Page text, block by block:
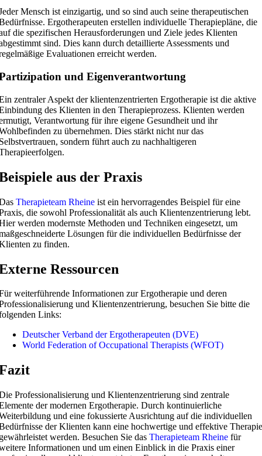
Mensch ist einzigartig, und so sind auch seine therapeutischen
Ergotherapeuten erstellen individuelle Therapiepläne, die
die spezifischen Herausforderungen und Ziele jedes Klienten
sind. Dies kann durch detaillierte Assessments und
Evaluationen erreicht werden.
und Eigenverantwortung
zentraler Aspekt der klientenzentrierten Ergotherapie ist die aktive
des Klienten in den Therapieprozess. Klienten werden
Verantwortung für ihre eigene Gesundheit und ihr
zu übernehmen. Dies stärkt nicht nur das
sondern führt auch zu nachhaltigeren
aus der Praxis
Therapieteam Rheine ist ein hervorragendes Beispiel für eine
die sowohl Professionalität als auch Klientenzentrierung lebt.
werden modernste Methoden und Techniken eingesetzt, um
Lösungen für die individuellen Bedürfnisse der
zu finden.
Ressourcen
weiterführende Informationen zur Ergotherapie und deren
und Klientenzentrierung, besuchen Sie bitte die
Links:
Deutscher Verband der Ergotherapeuten (DVE)
World Federation of Occupational Therapists (WFOT)
Professionalisierung und Klientenzentrierung sind zentrale
der modernen Ergotherapie. Durch kontinuierliche
und eine fokussierte Ausrichtung auf die individuellen
der Klienten kann eine hochwertige und effektive Therapie
werden. Besuchen Sie das Therapieteam Rheine für
Informationen und um einen Einblick in die Praxis einer